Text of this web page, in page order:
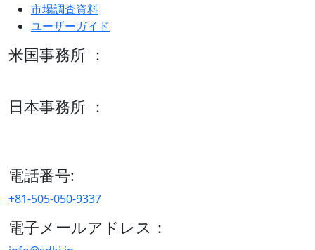
市場調査資料
ユーザーガイド
米国事務所 ：
日本事務所 ：
電話番号:
+81-505-050-9337
電子メールアドレス：